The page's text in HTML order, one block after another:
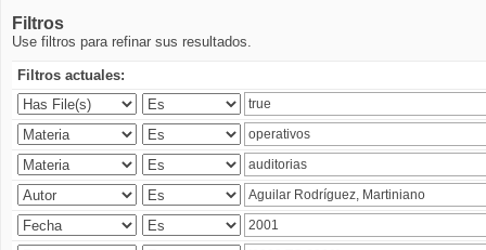
Filtros
Use filtros para refinar sus resultados.
Filtros actuales: